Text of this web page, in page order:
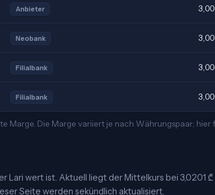
Anbieter
Neobank
Filialbank
Filialbank
Die Marge variiert je nach Währungspaar; hier
Lari wert ist. Aktuell liegt der Mittelkurs bei 3,0201
Seite werden sekündlich aktualisiert.